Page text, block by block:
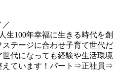
／
生100年幸福に生きる時代を創
テージに合わせ子育て世代だ
代になっても経験や生活環境
えています！パート⇒正社員⇒